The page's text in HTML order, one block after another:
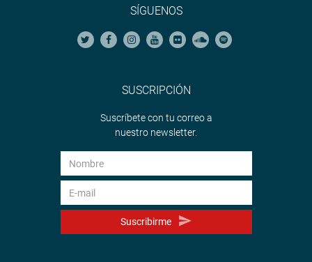
SÍGUENOS
SUSCRIPCIÓN
Suscríbete con tu correo a
nuestro newsletter.
Suscribirme